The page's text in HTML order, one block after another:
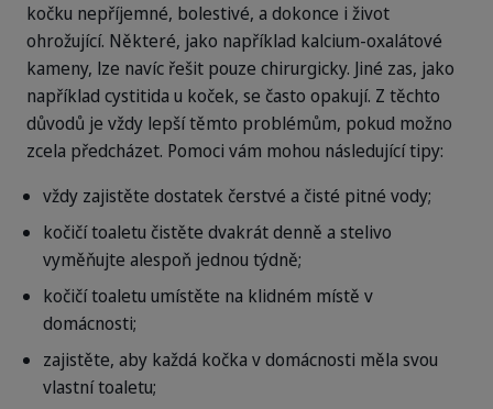
kočku nepříjemné, bolestivé, a dokonce i život
ohrožující. Některé, jako například kalcium-oxalátové
kameny, lze navíc řešit pouze chirurgicky. Jiné zas, jako
například cystitida u koček, se často opakují. Z těchto
důvodů je vždy lepší těmto problémům, pokud možno
zcela předcházet. Pomoci vám mohou následující tipy:
vždy zajistěte dostatek čerstvé a čisté pitné vody;
kočičí toaletu čistěte dvakrát denně a stelivo
vyměňujte alespoň jednou týdně;
kočičí toaletu umístěte na klidném místě v
domácnosti;
zajistěte, aby každá kočka v domácnosti měla svou
vlastní toaletu;